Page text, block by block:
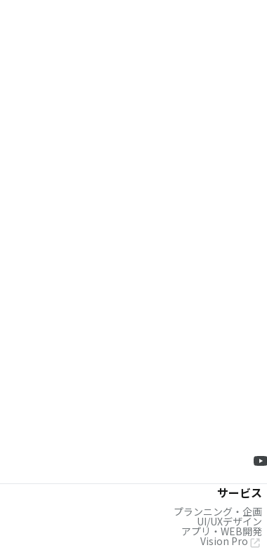
サービス
プランニング・企画
UI/UXデザイン
アプリ・WEB開発
Vision Pro